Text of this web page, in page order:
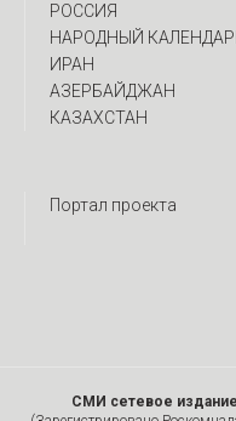
РОССИЯ
НАРОДНЫЙ
ИРАН
АЗЕРБАЙДЖАН
КАЗАХСТАН
Портал проекта
СМИ сетевое